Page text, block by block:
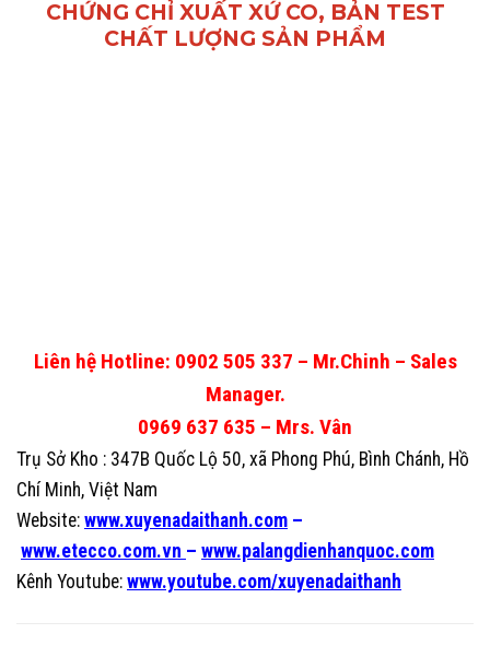
CHỨNG CHỈ XUẤT XỨ CO, BẢN TEST
CHẤT LƯỢNG SẢN PHẨM
Liên hệ Hotline: 0902 505 337 – Mr.Chinh – Sales
Manager.
0969 637 635 – Mrs. Vân
Trụ Sở Kho : 347B Quốc Lộ 50, xã Phong Phú, Bình Chánh, Hồ
Chí Minh, Việt Nam
Website: www.xuyenadaithanh.com –
www.etecco.com.vn – www.palangdienhanquoc.com
Kênh Youtube: www.youtube.com/xuyenadaithanh